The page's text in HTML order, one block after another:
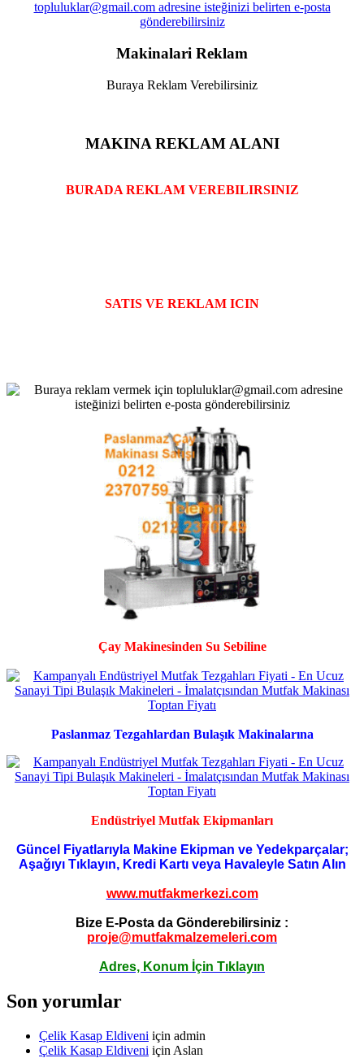
Makinalari Reklam
Buraya Reklam Verebilirsiniz
MAKINA REKLAM ALANI
BURADA REKLAM VEREBILIRSINIZ
SATIS VE REKLAM ICIN
Çay Makinesinden Su Sebiline
Paslanmaz Tezgahlardan Bulaşık Makinalarına
Endüstriyel Mutfak Ekipmanları
Güncel Fiyatlarıyla Makine Ekipman ve Yedekparçalar;
Aşağıyı Tıklayın, Kredi Kartı veya Havaleyle Satın Alın
www.mutfakmerkezi.com
Bize E-Posta da Gönderebilirsiniz :
proje@mutfakmalzemeleri.com
Adres, Konum İçin Tıklayın
Son yorumlar
Çelik Kasap Eldiveni için admin
Çelik Kasap Eldiveni için Aslan